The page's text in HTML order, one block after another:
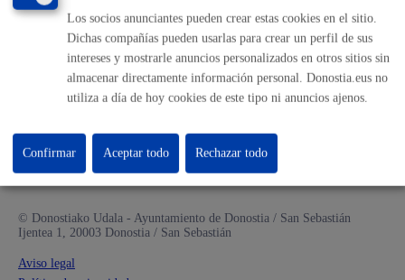
Donostia Turismo
Fomento de San Sebastián
Síguenos en redes sociales
© Donostiako Udala - Ayuntamiento de Donostia / San Sebastián
Ijentea 1, 20003 Donostia / San Sebastián
Aviso legal
Los socios anunciantes pueden crear estas cookies en el sitio.
Dichas compañías pueden usarlas para crear un perfil de sus
intereses y mostrarle anuncios personalizados en otros sitios sin
almacenar directamente información personal. Donostia.eus no
utiliza a día de hoy cookies de este tipo ni anuncios ajenos.
Rechazar todo
Confirmar Aceptar todo